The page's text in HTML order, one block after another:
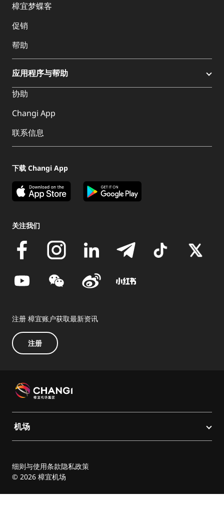
樟宜梦蝶客
促销
帮助
应用程序与帮助
协助
Changi App
联系信息
下载 Changi App
关注我们
注册 樟宜账户获取最新资讯
注册
机场
细则与使用条款隐私政策
© 2026 樟宜机场